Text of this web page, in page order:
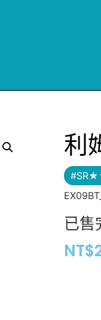
利
已售
NT$